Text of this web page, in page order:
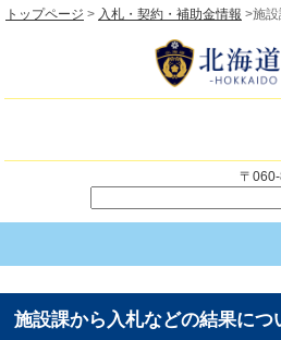
トップページ > 入札・契約・補助金情報 >施
〒
施設課から入札などの結果につ